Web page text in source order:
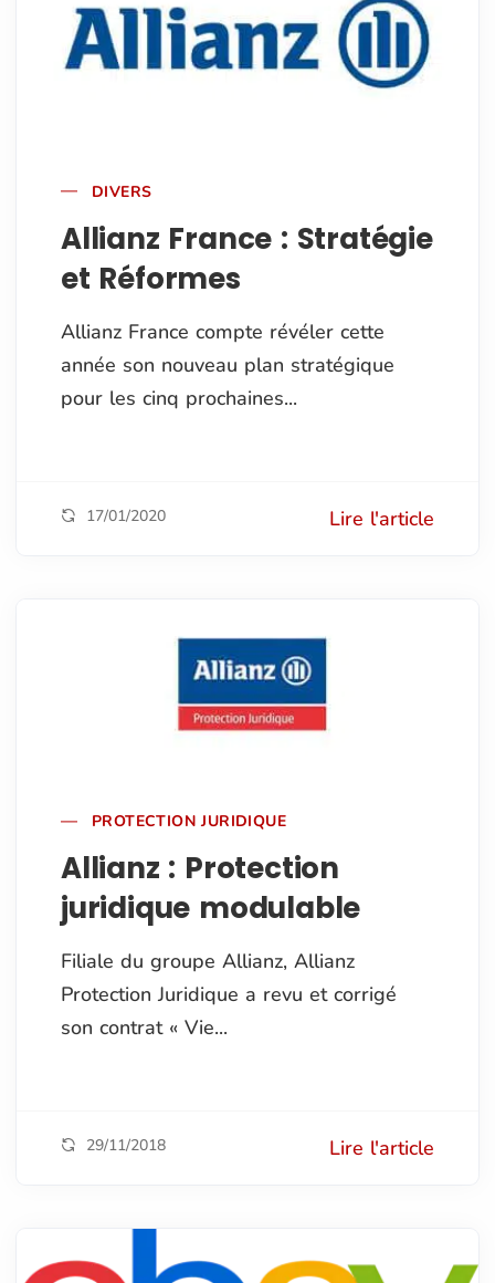
DIVERS
Allianz France : Stratégie
et Réformes
Allianz France compte révéler cette
année son nouveau plan stratégique
pour les cinq prochaines...
17/01/2020 Lire l'article
PROTECTION JURIDIQUE
Allianz : Protection
juridique modulable
Filiale du groupe Allianz, Allianz
Protection Juridique a revu et corrigé
son contrat « Vie...
29/11/2018 Lire l'article